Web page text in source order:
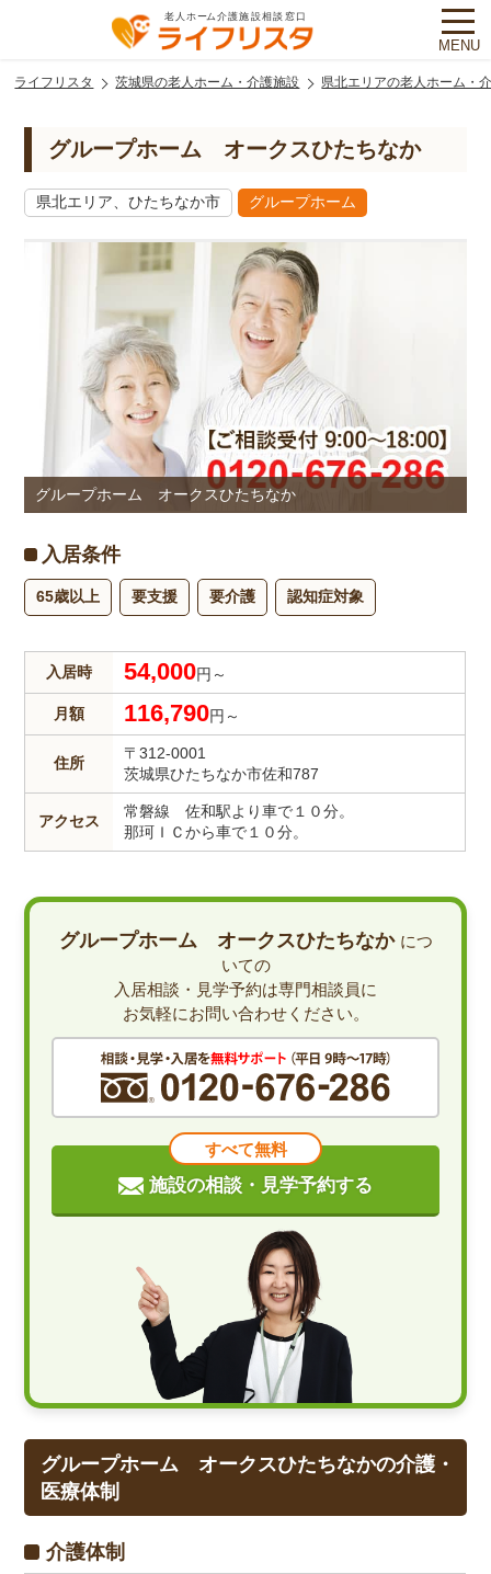
MENU
ライフリスタ 茨城県の老人ホーム・介護施設 県北エリアの老人ホーム・
グループホーム オークスひたちなか
県北エリア、ひたちなか市 グループホーム
グループホーム オークスひたちなか
入居条件
65歳以上 要支援 要介護 認知症対象
入居時 54,000円～
月額 116,790円～
住所
〒312-0001
茨城県ひたちなか市佐和787
アクセス
常磐線 佐和駅より車で１０分。
那珂ＩＣから車で１０分。
グループホーム オークスひたちなか につ
いての
入居相談・見学予約は専門相談員に
お気軽にお問い合わせください。
すべて無料
施設の相談・見学予約する
グループホーム オークスひたちなかの介護・
医療体制
介護体制